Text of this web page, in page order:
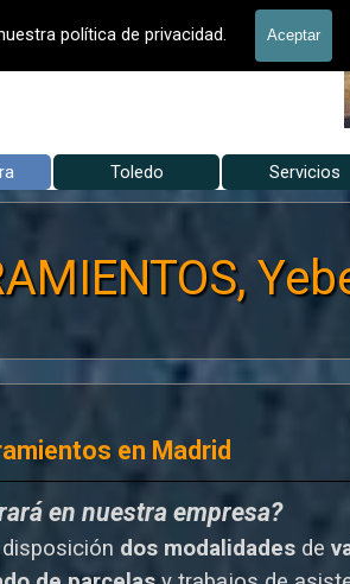
política de privacidad. Aceptar
▼
Toledo ▼
Servicios
en Madrid
en nuestra empresa?
dos modalidades de